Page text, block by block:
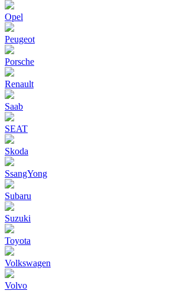
Opel
Peugeot
Porsche
Renault
Saab
SEAT
Skoda
SsangYong
Subaru
Suzuki
Toyota
Volkswagen
Volvo